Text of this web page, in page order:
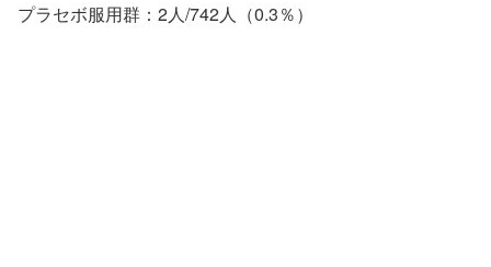
プラセボ服用群：2人/742人（0.3％）